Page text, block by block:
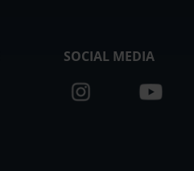
SOCIAL MEDIA